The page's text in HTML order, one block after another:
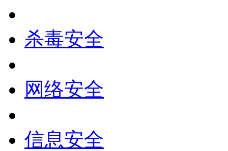
杀毒安全
网络安全
信息安全